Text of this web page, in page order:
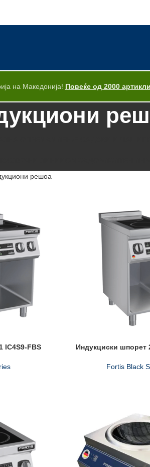
на Македонија! Повеќе од 2000
решоа
IC4S9-FBS Индукциски шпорет
Fortis Black